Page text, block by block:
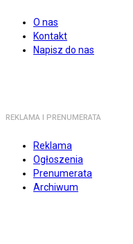
O nas
Kontakt
Napisz do nas
REKLAMA I PRENUMERATA
Reklama
Ogłoszenia
Prenumerata
Archiwum